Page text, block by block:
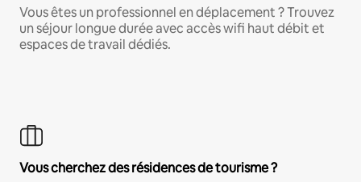
Vous êtes un professionnel en déplacement ? Trouvez
un séjour longue durée avec accès wifi haut débit et
espaces de travail dédiés.
Vous cherchez des résidences de tourisme ?